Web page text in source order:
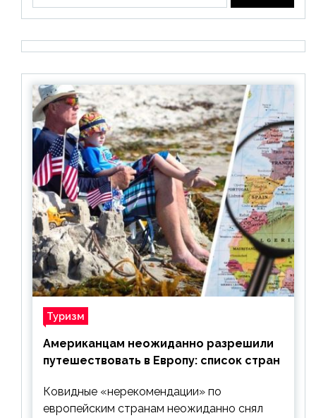
Туризм
Американцам неожиданно разрешили
путешествовать в Европу: список стран
Ковидные «нерекомендации» по
европейским странам неожиданно снял